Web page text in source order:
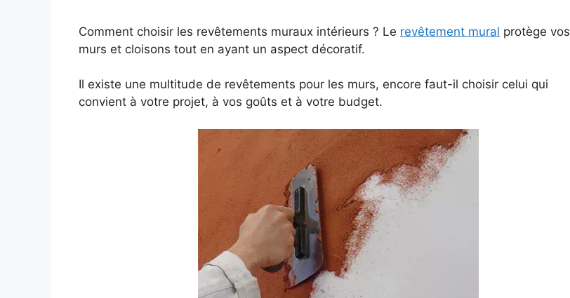
Comment choisir les revêtements muraux intérieurs ? Le revêtement mural protège vos
murs et cloisons tout en ayant un aspect décoratif.
Il existe une multitude de revêtements pour les murs, encore faut-il choisir celui qui
convient à votre projet, à vos goûts et à votre budget.